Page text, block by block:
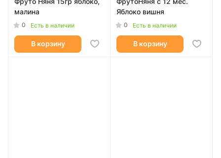
малина
0 Есть в наличии
В корзину
Яблоко вишня
0 Есть в наличии
В корзину